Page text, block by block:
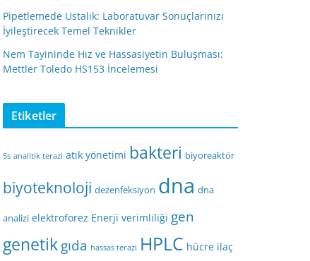
Pipetlemede Ustalık: Laboratuvar Sonuçlarınızı
İyileştirecek Temel Teknikler
Nem Tayininde Hız ve Hassasiyetin Buluşması:
Mettler Toledo HS153 İncelemesi
Etiketler
5s analitik terazi atık yönetimi bakteri biyoreaktör
biyoteknoloji dezenfeksiyon dna dna
analizi elektroforez Enerji verimliliği gen
genetikgıda hassas terazi HPLC hücre ilaç